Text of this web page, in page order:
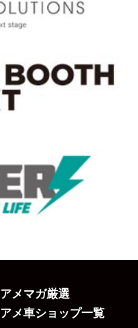
アメマガ厳選
アメ車ショップ一覧